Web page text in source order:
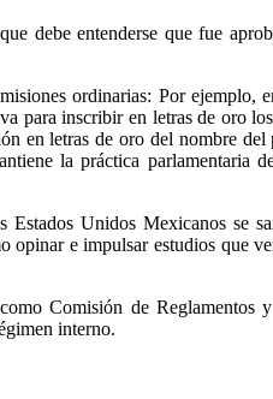
debe entenderse que fue
ordinarias: Por ejemplo,
para inscribir en letras de oro
en letras de oro del nombre del
la práctica parlamentaria
Unidos Mexicanos se
e impulsar estudios que
Comisión de Reglamentos y
interno.